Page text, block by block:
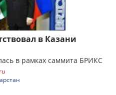
в Казани
в рамках саммита БРИКС